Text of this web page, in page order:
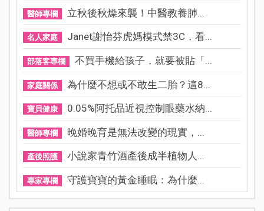
醫師專欄 立秋後秋燥來襲！中醫教養肺...
名人家庭 Janet謝怡芬虎媽模式禁3C，看...
部落客專欄 不買手機給孩子，就要被貼「...
家庭關係 為什麼不想或不敢生二胎？這8...
寶貝健康 0.05%阿托品近視控制眼藥水納...
醫師專欄 晚婚晚育是無法改變的現實，...
產後照護 小說家青竹酒產後成半植物人...
專家專欄 守護寶寶的黃金睡眠：為什麼...